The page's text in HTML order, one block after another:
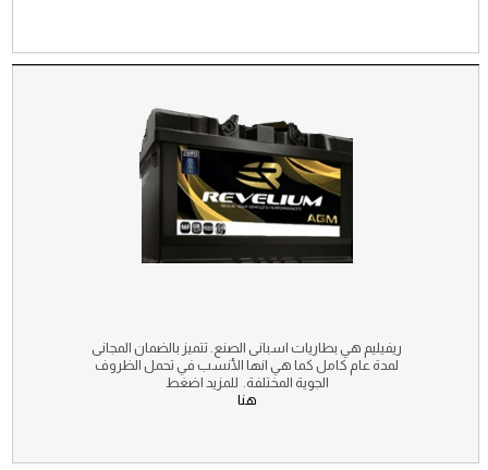
ريفيليم هي بطاريات اسبانى الصنع. تتميز بالضمان المجانى
لمدة عام كامل كما هي انها الأنسب في تحمل الظروف
الجوية المختلفة. للمزيد اضغط
هنا